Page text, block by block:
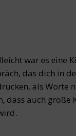
war es eine
das dich in
als Worte
dass auch